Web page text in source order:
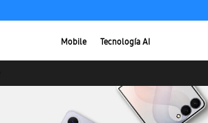
Mobile Tecnología AI